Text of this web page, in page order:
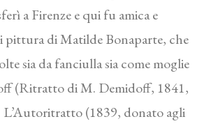
a Firenze e qui fu amica e
pittura di Matilde Bonaparte, che
sia da fanciulla sia come moglie
(Ritratto di M. Demidoff, 1841,
L’Autoritratto (1839, donato agli